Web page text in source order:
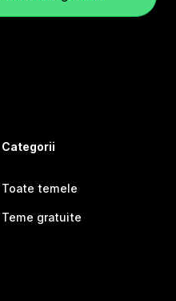
Categorii
Toate temele
Teme gratuite